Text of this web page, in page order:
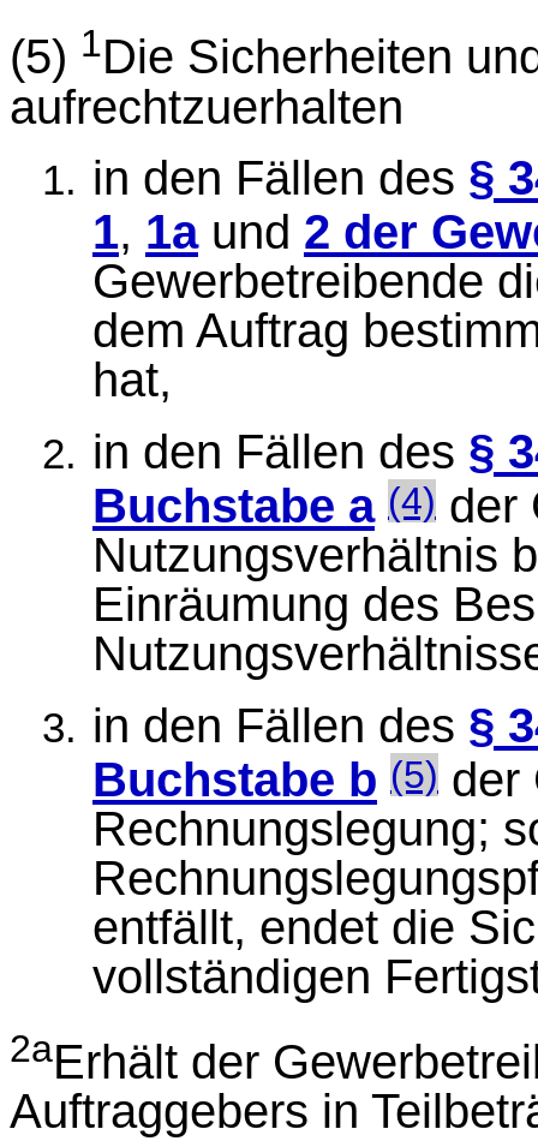
(5) 1Die Sicherheiten
aufrechtzuerhalten
in den Fällen des §
1, 1aund 2 der
Gewerbetreibende
dem Auftrag
hat,
in den Fällen des §
Buchstabe a (4)der
Nutzungsverhältnis
Einräumung des
in den Fällen des §
Buchstabe b (5)der
Rechnungslegung;
entfällt, endet die
vollständigen
2aErhält der
Auftraggebers in